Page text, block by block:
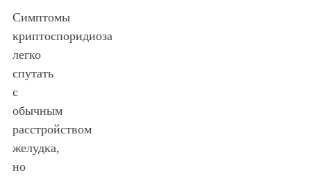
Симптомы
криптоспоридиоза
легко
спутать
с
обычным
расстройством
желудка,
но